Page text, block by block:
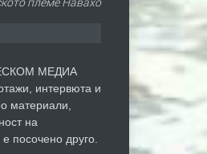
ЕСКОМ МЕДИА
интервюта и
материали,
на
посочено друго.